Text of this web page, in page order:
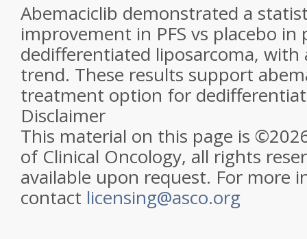
Abemaciclib demonstrated a
improvement in PFS vs placebo in
dedifferentiated liposarcoma, with
trend. These results support
treatment option for
Disclaimer
This material on this page is
of Clinical Oncology, all rights
available upon request. For more
contact licensing@asco.org